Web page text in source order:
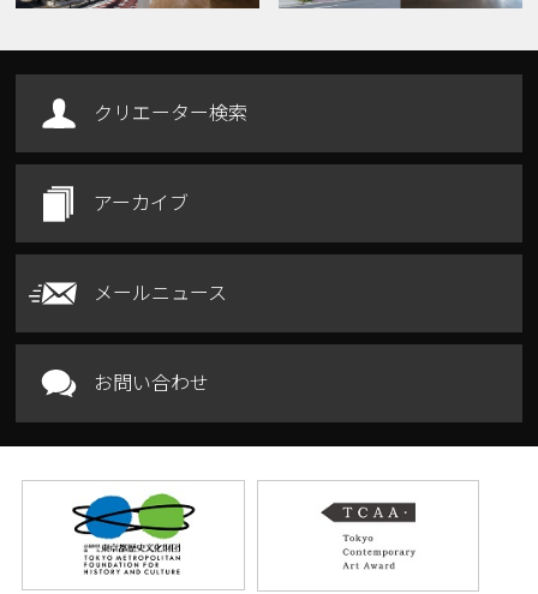
クリエーター検索
アーカイブ
メールニュース
お問い合わせ